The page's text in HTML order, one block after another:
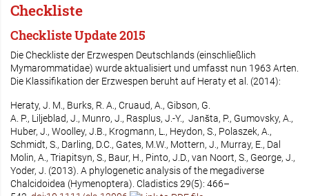
Checkliste
Checkliste Update 2015
Die Checkliste der Erzwespen Deutschlands (einschließlich
Mymarommatidae) wurde aktualisiert und umfasst nun 1963 Arten.
Die Klassifikation der Erzwespen beruht auf Heraty et al. (2014):
Heraty, J. M., Burks, R. A., Cruaud, A., Gibson, G.
A. P., Liljeblad, J., Munro, J., Rasplus, J.-Y., Janšta, P., Gumovsky, A.,
Huber, J., Woolley, J.B., Krogmann, L., Heydon, S., Polaszek, A.,
Schmidt, S., Darling, D.C., Gates, M.W., Mottern, J., Murray, E., Dal
Molin, A., Triapitsyn, S., Baur, H., Pinto, J.D., van Noort, S., George, J.,
Yoder, J. (2013). A phylogenetic analysis of the megadiverse
Chalcidoidea (Hymenoptera). Cladistics 29(5): 466–